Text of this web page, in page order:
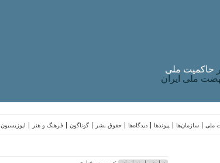
حاکميت ملی
ملی ایران
اپوزیسیون فرهنگ و هنر گوناگون حقوق بشر دیدگاه‌ها پیوندها سازمان‌ها ملی